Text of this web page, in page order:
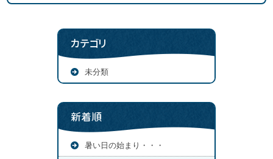
カテゴリ
未分類
新着順
暑い日の始まり・・・